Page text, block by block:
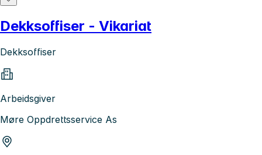
Dekksoffiser - Vikariat
Dekksoffiser
Arbeidsgiver
Møre Oppdrettsservice As